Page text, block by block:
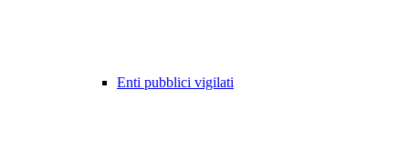
Enti pubblici vigilati